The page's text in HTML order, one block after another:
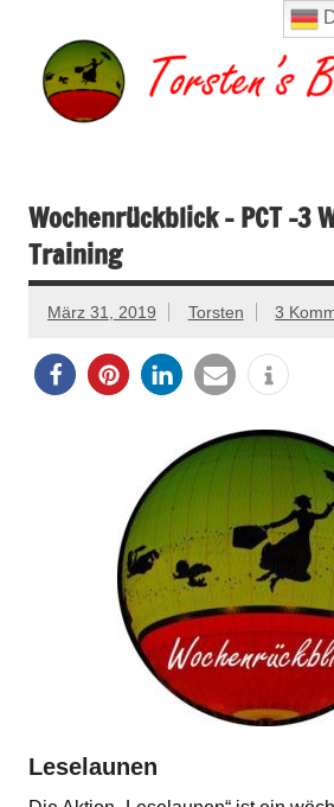
springen
Wochenrückblick – PCT -3
Training
März 31, 2019 Torsten 3
Leselaunen